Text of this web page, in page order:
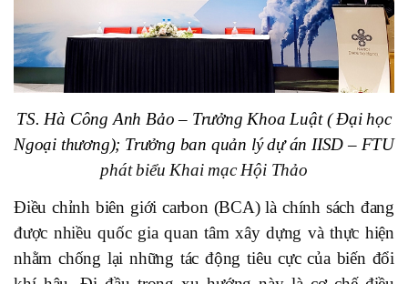
TS. Hà Công Anh Bảo– Trưởng Khoa Luật( Đại học
Ngoại thương); Trưởng ban quản lý dự án IISD – FTU
phát biểu Khai mạc Hội Thảo
Điều chỉnh biên giới carbon (BCA)là chính sách đang
được nhiều quốc gia quan tâm xây dựng và thực hiện
nhằm chống lại những tác động tiêu cực của biến đổi